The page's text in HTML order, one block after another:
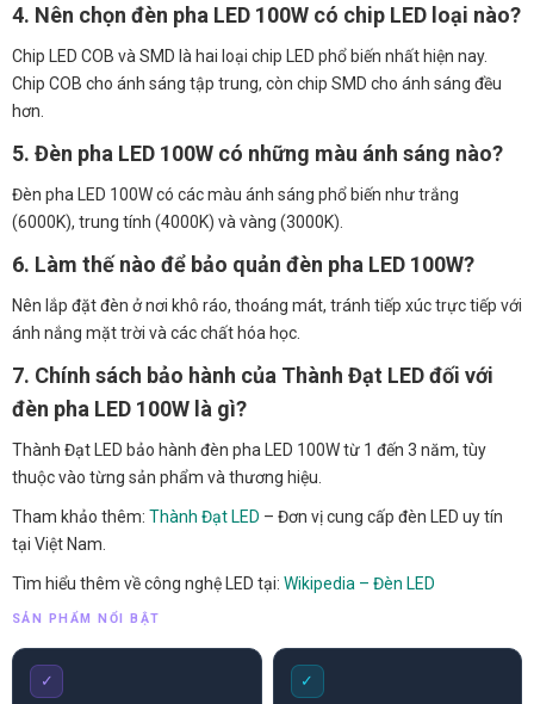
4. Nên chọn đèn pha LED 100W có chip LED loại nào?
Chip LED COB và SMD là hai loại chip LED phổ biến nhất hiện nay.
Chip COB cho ánh sáng tập trung, còn chip SMD cho ánh sáng đều
hơn.
5. Đèn pha LED 100W có những màu ánh sáng nào?
Đèn pha LED 100W có các màu ánh sáng phổ biến như trắng
(6000K), trung tính (4000K) và vàng (3000K).
6. Làm thế nào để bảo quản đèn pha LED 100W?
Nên lắp đặt đèn ở nơi khô ráo, thoáng mát, tránh tiếp xúc trực tiếp với
ánh nắng mặt trời và các chất hóa học.
7. Chính sách bảo hành của Thành Đạt LED đối với
đèn pha LED 100W là gì?
Thành Đạt LED bảo hành đèn pha LED 100W từ 1 đến 3 năm, tùy
thuộc vào từng sản phẩm và thương hiệu.
Tham khảo thêm: Thành Đạt LED – Đơn vị cung cấp đèn LED uy tín
tại Việt Nam.
Tìm hiểu thêm về công nghệ LED tại: Wikipedia – Đèn LED
SẢN PHẨM NỔI BẬT
✓ ✓